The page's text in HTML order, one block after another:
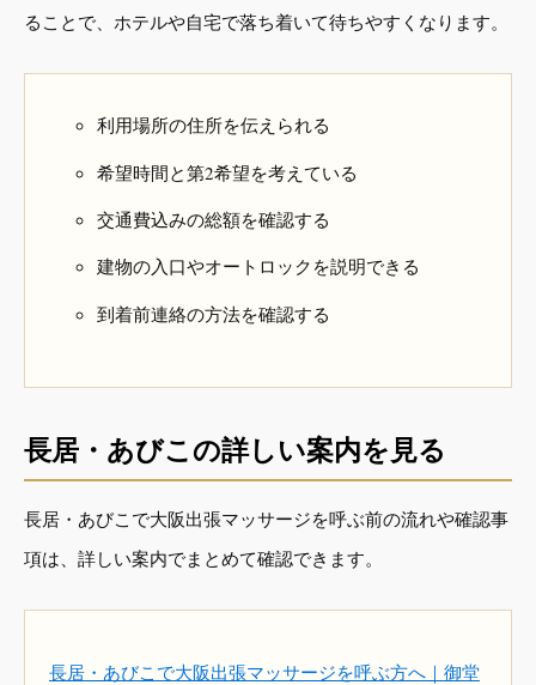
ることで、ホテルや自宅で落ち着いて待ちやすくなります。
利用場所の住所を伝えられる
希望時間と第2希望を考えている
交通費込みの総額を確認する
建物の入口やオートロックを説明できる
到着前連絡の方法を確認する
長居・あびこの詳しい案内を見る
長居・あびこで大阪出張マッサージを呼ぶ前の流れや確認事
項は、詳しい案内でまとめて確認できます。
長居・あびこで大阪出張マッサージを呼ぶ方へ｜御堂